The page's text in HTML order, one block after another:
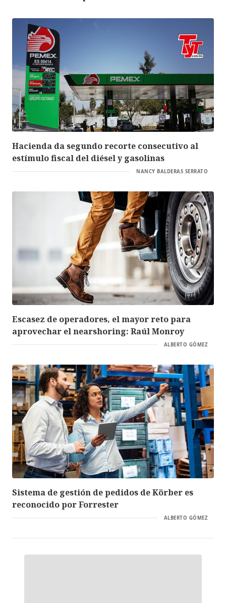
Hacienda da segundo recorte consecutivo al
estímulo fiscal del diésel y gasolinas
NANCY BALDERAS SERRATO
Escasez de operadores, el mayor reto para
aprovechar el nearshoring: Raúl Monroy
ALBERTO GÓMEZ
Sistema de gestión de pedidos de Körber es
reconocido por Forrester
ALBERTO GÓMEZ